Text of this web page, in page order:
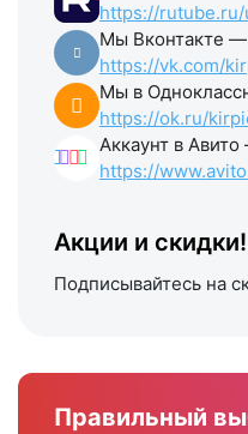
https://
Мы Вконтакте —
https://vk.com/
Мы в
https://ok.ru/
Аккаунт в
https://
Акции и скидки!
Подписывайтесь на
Правильный